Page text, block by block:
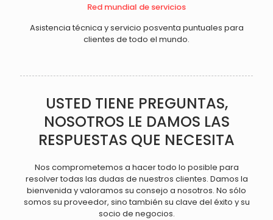
Red mundial de servicios
Asistencia técnica y servicio posventa puntuales para
clientes de todo el mundo.
USTED TIENE PREGUNTAS,
NOSOTROS LE DAMOS LAS
RESPUESTAS QUE NECESITA
Nos comprometemos a hacer todo lo posible para
resolver todas las dudas de nuestros clientes. Damos la
bienvenida y valoramos su consejo a nosotros. No sólo
somos su proveedor, sino también su clave del éxito y su
socio de negocios.